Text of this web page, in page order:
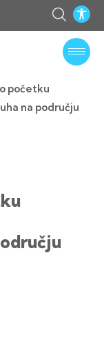
o početku
na području